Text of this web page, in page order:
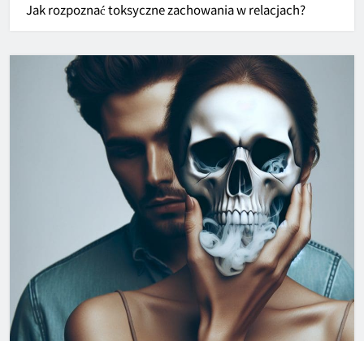
Jak rozpoznać toksyczne zachowania w relacjach?